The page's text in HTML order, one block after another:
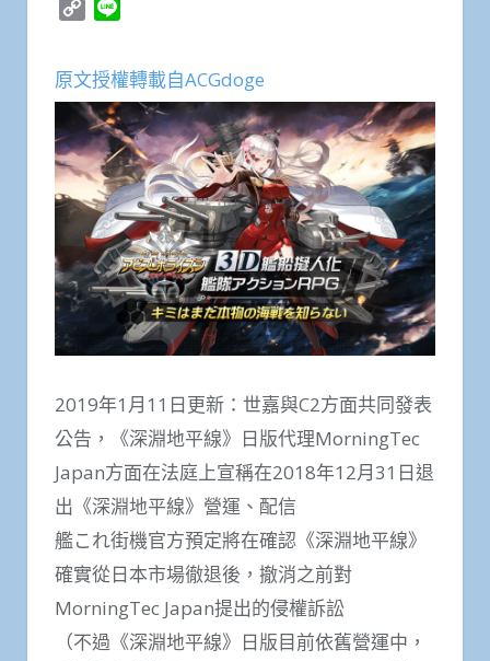
Copy
原文授權轉載自ACGdoge
2019年1月11日更新：世嘉與C2方面共同發表
公告，《深淵地平線》日版代理MorningTec
Japan方面在法庭上宣稱在2018年12月31日退
出《深淵地平線》營運、配信
艦これ街機官方預定將在確認《深淵地平線》
確實從日本市場徹退後，撤消之前對
MorningTec Japan提出的侵權訴訟
（不過《深淵地平線》日版目前依舊營運中，